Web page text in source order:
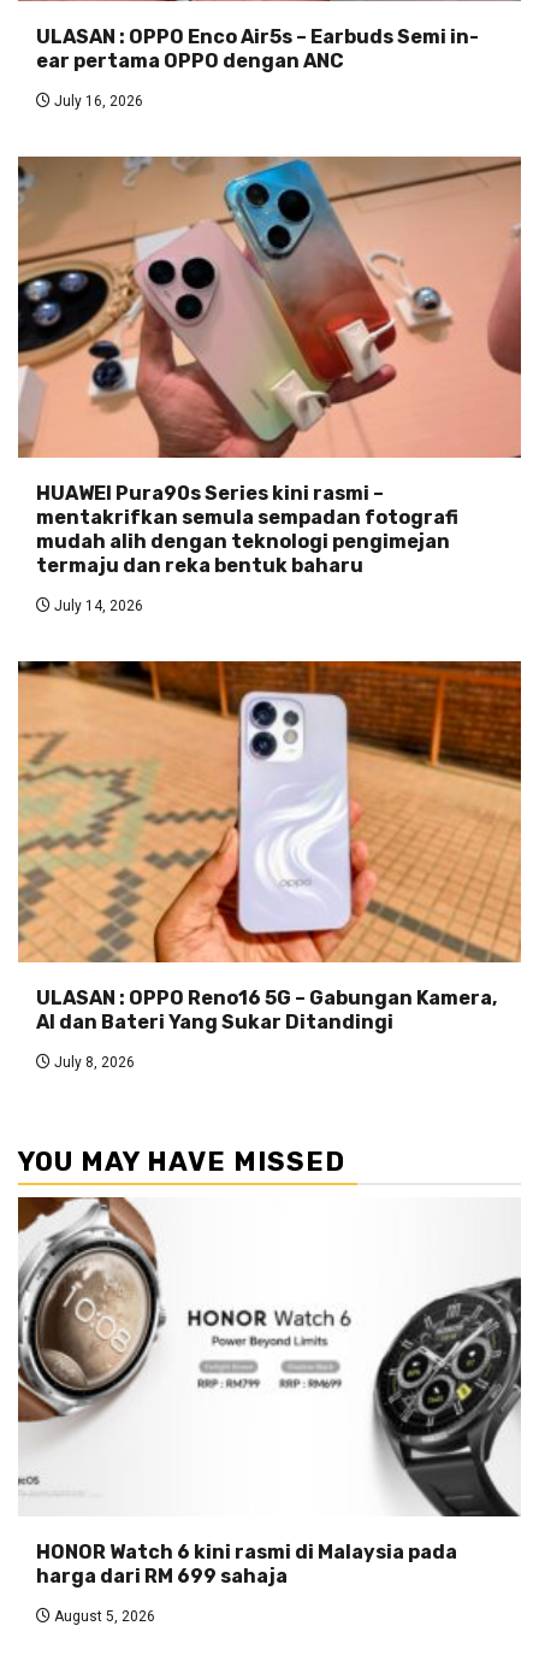
ULASAN : OPPO Enco Air5s – Earbuds Semi in-
ear pertama OPPO dengan ANC
July 16, 2026
HUAWEI Pura90s Series kini rasmi –
mentakrifkan semula sempadan fotografi
mudah alih dengan teknologi pengimejan
termaju dan reka bentuk baharu
July 14, 2026
ULASAN : OPPO Reno16 5G – Gabungan Kamera,
AI dan Bateri Yang Sukar Ditandingi
July 8, 2026
YOU MAY HAVE MISSED
HONOR Watch 6 kini rasmi di Malaysia pada
harga dari RM 699 sahaja
August 5, 2026